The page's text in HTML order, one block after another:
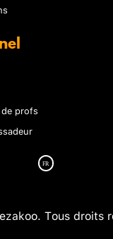
profs
Tous droits